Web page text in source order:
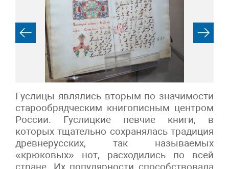
Гуслицы являлись вторым по значимости
старообрядческим книгописным центром
России. Гуслицкие певчие книги, в
которых тщательно сохранялась традиция
древнерусских, так называемых
«крюковых» нот, расходились по всей